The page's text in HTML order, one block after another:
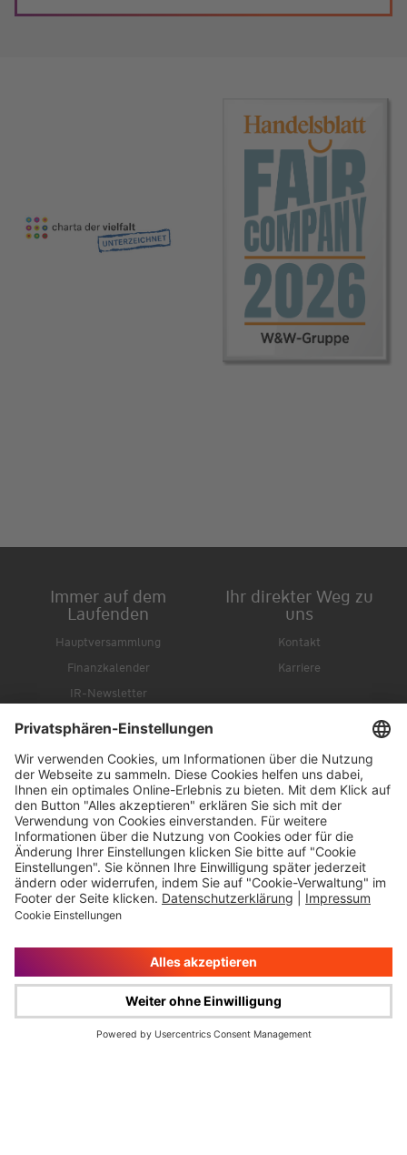
Immer auf dem
Laufenden
Hauptversammlung
Finanzkalender
IR-Newsletter
Ihr direkter Weg zu
uns
Kontakt
Karriere